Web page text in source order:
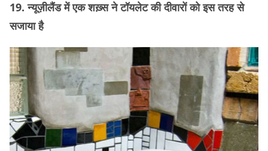
19. न्यूज़ीलैंड में एक शख़्स ने टॉयलेट की दीवारों को इस तरह से
सजाया है